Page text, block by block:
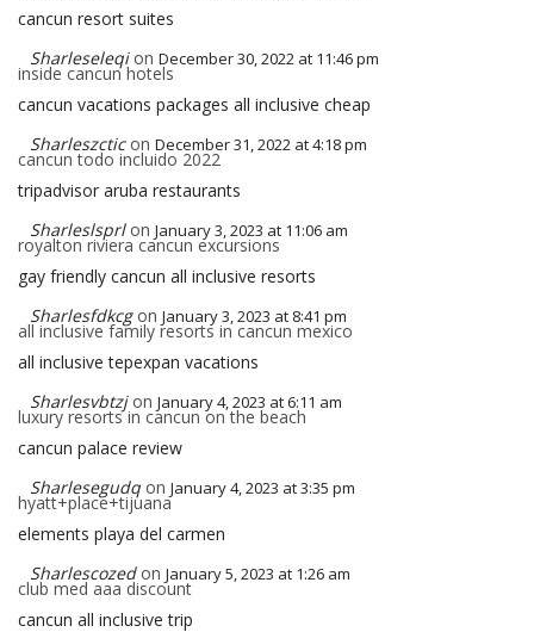
cancun resort suites
Sharleseleqi on December 30, 2022 at 11:46 pm
inside cancun hotels
cancun vacations packages all inclusive cheap
Sharleszctic on December 31, 2022 at 4:18 pm
cancun todo incluido 2022
tripadvisor aruba restaurants
Sharleslsprl on January 3, 2023 at 11:06 am
royalton riviera cancun excursions
gay friendly cancun all inclusive resorts
Sharlesfdkcg on January 3, 2023 at 8:41 pm
all inclusive family resorts in cancun mexico
all inclusive tepexpan vacations
Sharlesvbtzj on January 4, 2023 at 6:11 am
luxury resorts in cancun on the beach
cancun palace review
Sharlesegudq on January 4, 2023 at 3:35 pm
hyatt+place+tijuana
elements playa del carmen
Sharlescozed on January 5, 2023 at 1:26 am
club med aaa discount
cancun all inclusive trip